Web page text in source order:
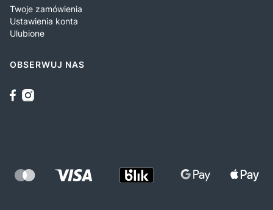
Twoje zamówienia
Ustawienia konta
Ulubione
OBSERWUJ NAS